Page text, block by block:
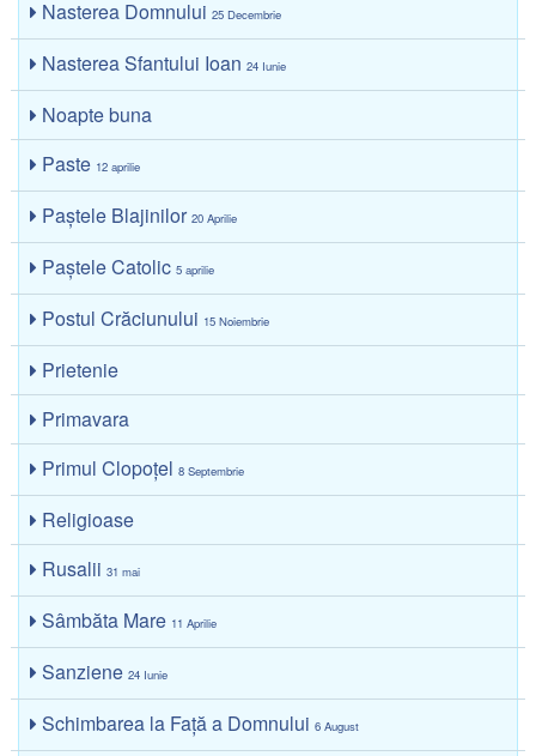
Nasterea Domnului25 Decembrie
Nasterea Sfantului Ioan24 Iunie
Noapte buna
Paste 12 aprilie
Paştele Blajinilor20 Aprilie
Paștele Catolic5 aprilie
Postul Crăciunului 15 Noiembrie
Prietenie
Primavara
Primul Clopoțel8 Septembrie
Religioase
Rusalii31 mai
Sâmbăta Mare 11 Aprilie
Sanziene24 Iunie
Schimbarea la Față a Domnului6 August